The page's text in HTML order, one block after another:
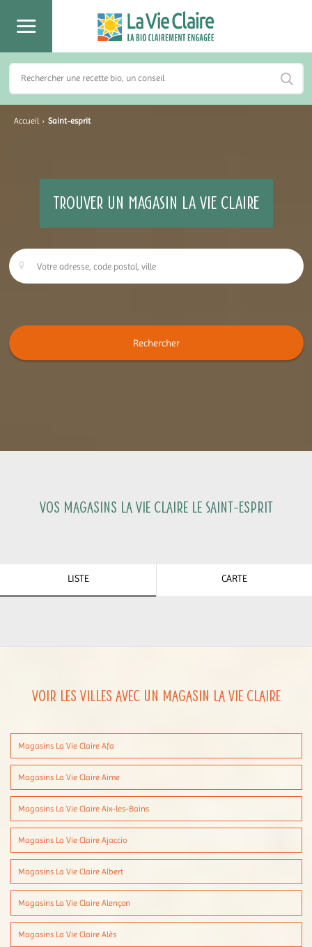
Accueil › Saint-esprit
TROUVER UN MAGASIN LA VIE CLAIRE
Rechercher
Vos magasins La Vie Claire Le Saint-Esprit
LISTE CARTE
Voir les villes avec un magasin La Vie Claire
Magasins La Vie Claire Afa
Magasins La Vie Claire Aime
Magasins La Vie Claire Aix-les-Bains
Magasins La Vie Claire Ajaccio
Magasins La Vie Claire Albert
Magasins La Vie Claire Alençon
Magasins La Vie Claire Alès